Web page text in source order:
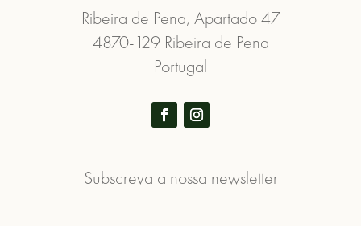
Ribeira de Pena, Apartado 47
4870-129 Ribeira de Pena
Portugal
Subscreva a nossa newsletter